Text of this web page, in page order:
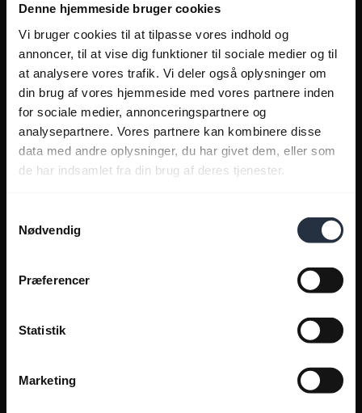
Denne hjemmeside bruger cookies
Vi bruger cookies til at tilpasse vores indhold og
annoncer, til at vise dig funktioner til sociale medier og til
at analysere vores trafik. Vi deler også oplysninger om
din brug af vores hjemmeside med vores partnere inden
for sociale medier, annonceringspartnere og
analysepartnere. Vores partnere kan kombinere disse
data med andre oplysninger, du har givet dem, eller som
de har indsamlet fra din brug af deres tjenester.
Nødvendig
Præferencer
Statistik
Marketing